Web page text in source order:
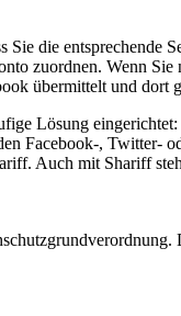
die entsprechende
zuordnen. Wenn
übermittelt und dort
Lösung
Facebook-, Twitter-
Auch mit Shariff